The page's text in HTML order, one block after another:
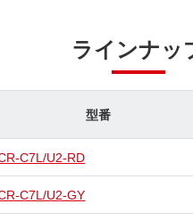
ラインナッ
型番
C7L/U2-RD
C7L/U2-GY